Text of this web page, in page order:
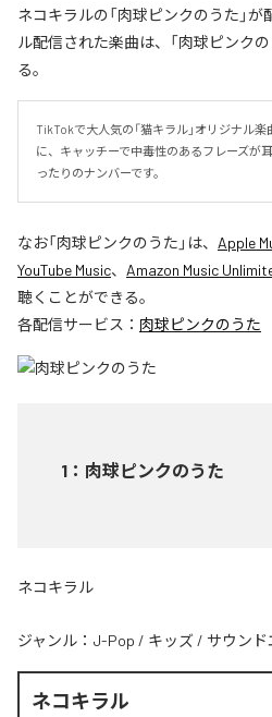
ネコキラルの「肉球ピンクのうた」
ル配信された楽曲は、「肉球ピンク
る。
TikTokで大人気の「猫キラル」オリジナル
に、キャッチーで中毒性のあるフレーズが
ったりのナンバーです。
なお「肉球ピンクのうた 」は、 Apple
YouTube Music、 Amazon Music
聴くことができる。
各配信サービス： 肉球ピンクのうた
1 ： 肉球ピンクのうた
ネコキラル
ジャンル： J-Pop / キッズ / サウンド
ネコキラル